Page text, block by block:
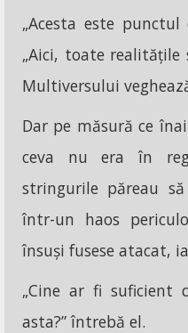
„Acesta este
„Aici, toate realitățile
Multiversului
Dar pe măsură ce
ceva nu era în
stringurile păreau
într-un haos
însuși fusese atacat,
„Cine ar fi suficient
asta?” întrebă el.